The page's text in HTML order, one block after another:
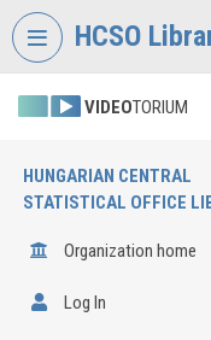
Skip header
HCSO
VIDEOTORIUM
HUNGARIAN CENTRAL
STATISTICAL OFFICE
Organization home
Log In